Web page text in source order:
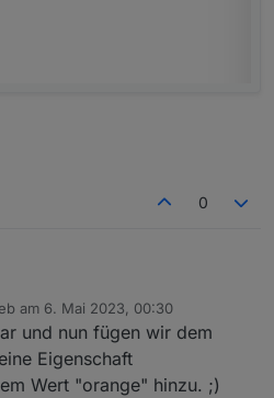
0
am 6. Mai 2023, 00:30
editiert von
und nun fügen wir dem
Eigenschaft
Wert "orange" hinzu. ;)